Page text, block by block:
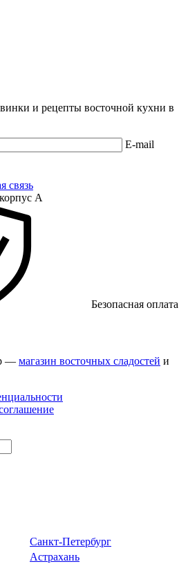
и рецепты восточной кухни в
E-mail
связь
А
Безопасная оплата
— магазин восточных сладостей и
Санкт-Петербург
Астрахань